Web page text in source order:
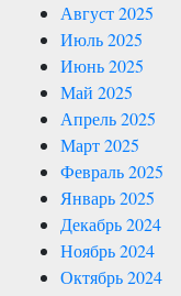
Август 2025
Июль 2025
Июнь 2025
Май 2025
Апрель 2025
Март 2025
Февраль 2025
Январь 2025
Декабрь 2024
Ноябрь 2024
Октябрь 2024